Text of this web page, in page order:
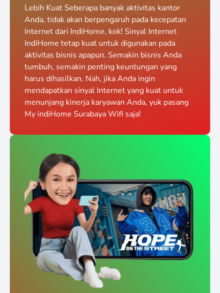
Lebih Kuat Seberapa banyak aktivitas kantor
Anda, tidak akan berpengaruh pada kecepatan
Internet dari IndiHome, kok! Sinyal Internet
IndiHome tetap kuat untuk digunakan pada
aktivitas bisnis apapun. Semakin bisnis Anda
tumbuh, semakin penting keuntungan yang
harus dihasilkan. Nah, jika Anda ingin
mendapatkan sinyal Internet yang kuat untuk
menunjang kinerja karyawan Anda, yuk pasang
My indiHome Surabaya Wifi saja!